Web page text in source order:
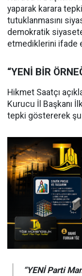
yaparak karara
tutuklanmasını
demokratik
etmediklerini ifade
“YENİ BİR
Hikmet Saatçı
Kurucu İl Başkanı
tepki göstererek şu
“YENİ Parti